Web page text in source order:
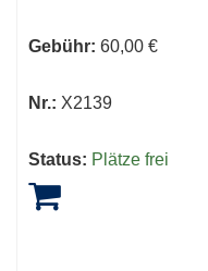
Gebühr: 60,00 €
Nr.: X2139
Status: Plätze frei